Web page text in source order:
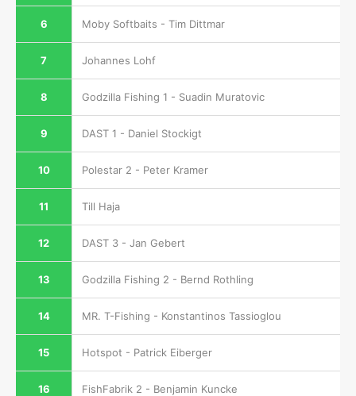
6 Moby Softbaits - Tim Dittmar
7 Johannes Lohf
8 Godzilla Fishing 1 - Suadin Muratovic
9 DAST 1 - Daniel Stockigt
10 Polestar 2 - Peter Kramer
11 Till Haja
12 DAST 3 - Jan Gebert
13 Godzilla Fishing 2 - Bernd Rothling
14 MR. T-Fishing - Konstantinos Tassioglou
15 Hotspot - Patrick Eiberger
16 FishFabrik 2 - Benjamin Kuncke